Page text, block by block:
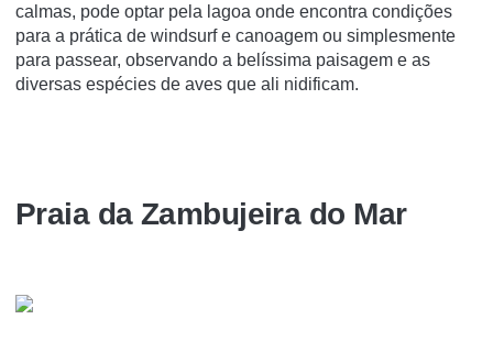
calmas, pode optar pela lagoa onde encontra condições
para a prática de windsurf e canoagem ou simplesmente
para passear, observando a belíssima paisagem e as
diversas espécies de aves que ali nidificam.
Praia da Zambujeira do Mar